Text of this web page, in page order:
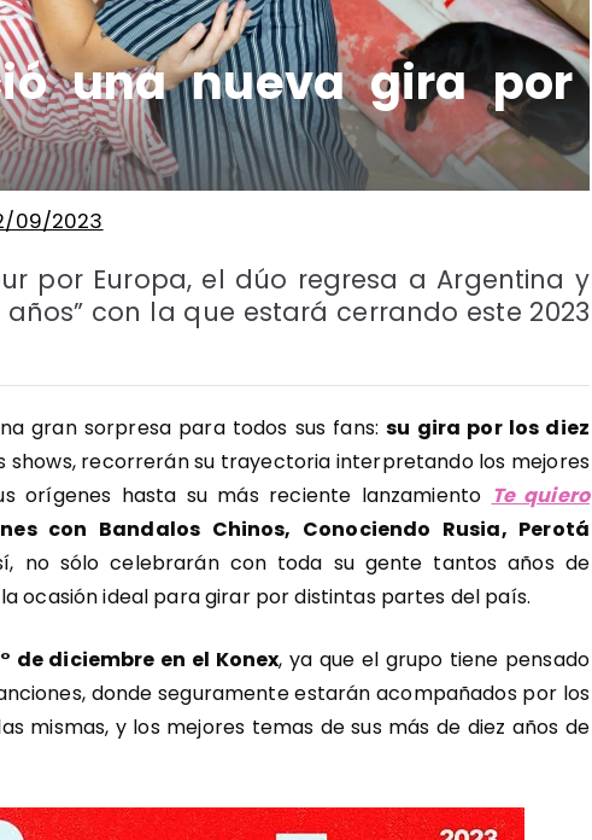
una nueva gira por
09/2023
por Europa, el dúo regresa a Argentina y
años” con la que estará cerrando este 2023
gran sorpresa para todos sus fans:su gira por los diez
shows, recorrerán su trayectoria interpretando los mejores
orígenes hasta su más reciente lanzamiento Te quiero
con Bandalos Chinos, Conociendo Rusia, Perotá
no sólo celebrarán con toda su gente tantos años de
ocasión ideal para girar por distintas partes del país.
de diciembre en el Konex, ya que el grupo tiene pensado
donde seguramente estarán acompañados por los
mismas, y los mejores temas de sus más de diez años de